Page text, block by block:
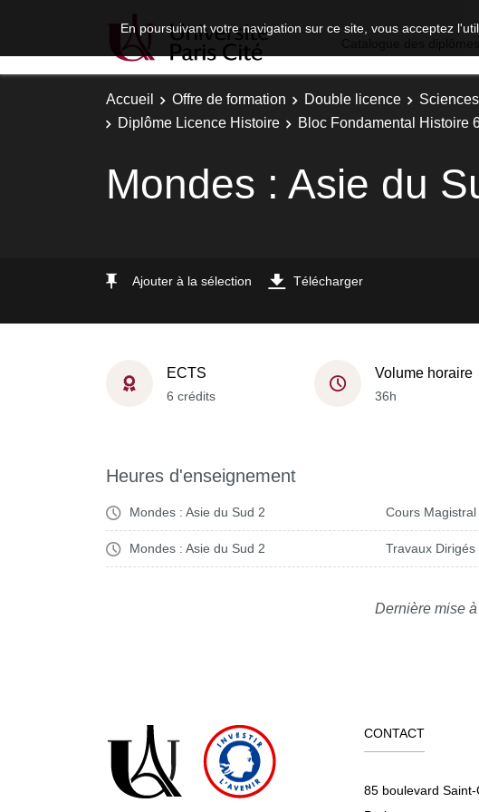
En poursuivant votre navigation sur ce site, vous acceptez
Accueil Offre de formation Double licence
Diplôme Licence Histoire
Bloc Fondamental Histoire
Mondes : Asie du
Ajouter à la sélection Télécharger
ECTS
6 crédits
Volume horaire
36h
Heures d'enseignement
Mondes : Asie du Sud 2 Cours Magistral
Mondes : Asie du Sud 2 Travaux Dirigés
Dernière mise
CONTACT
85 boulevard